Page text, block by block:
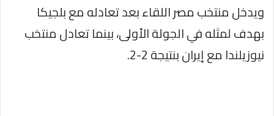
ويدخل منتخب مصر اللقاء بعد تعادله مع بلجيكا
بهدف لمثله في الجولة الأولى، بينما تعادل منتخب
نيوزيلندا مع إيران بنتيجة 2-2.